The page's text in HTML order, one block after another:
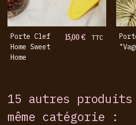
Porte Clef
Home Sweet
Home
15,00 € TTC
15 autres
même catégorie :